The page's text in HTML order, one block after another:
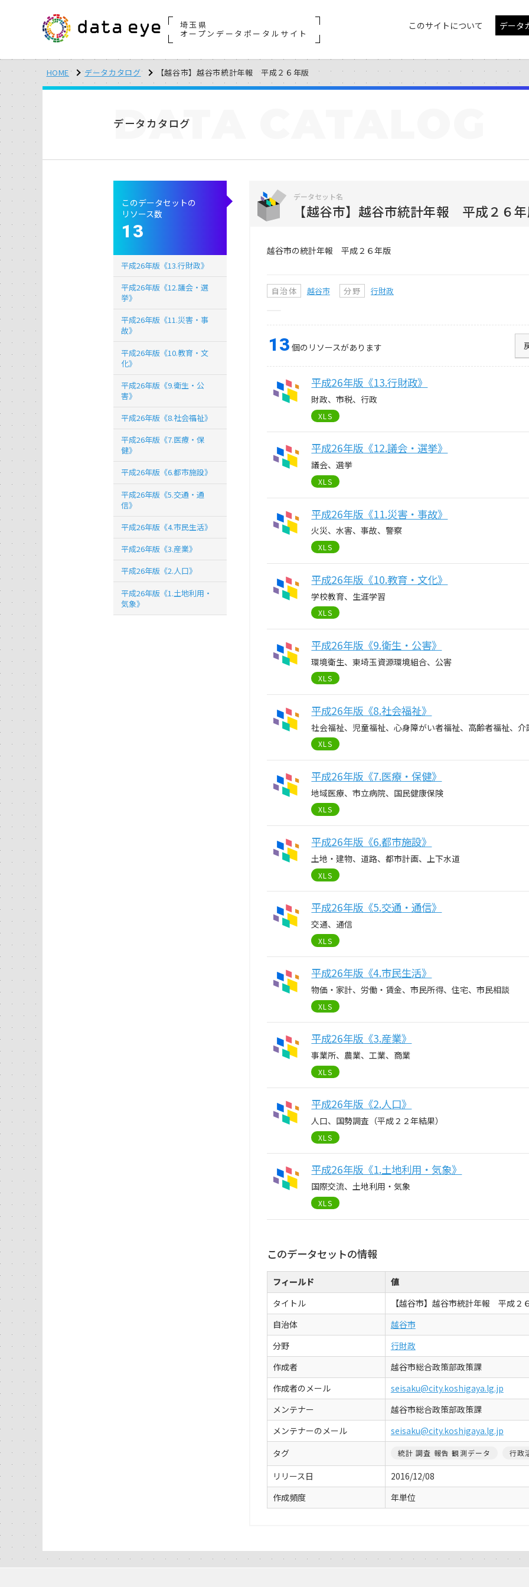
埼玉県
オープンデータポータルサイト
このサイトについて データ
HOME データカタログ 【越谷市】越谷市統計年報 平成２６年版
データカタログ
DATA
データセット名
【越谷市】越谷市統計年報 平成２６
越谷市の統計年報 平成２６年版
自治体 越谷市 分野 行財政
13 個のリソースがあります
平成26年版《13.行財政》
財政、市税、行政
XLS
平成26年版《12.議会・選挙》
議会、選挙
XLS
平成26年版《11.災害・事故》
火災、水害、事故、警察
XLS
平成26年版《10.教育・文化》
学校教育、生涯学習
XLS
平成26年版《9.衛生・公害》
環境衛生、東埼玉資源環境組合、公害
XLS
平成26年版《8.社会福祉》
社会福祉、児童福祉、心身障がい者福祉、高齢者福祉、介
XLS
平成26年版《7.医療・保健》
地域医療、市立病院、国民健康保険
XLS
平成26年版《6.都市施設》
土地・建物、道路、都市計画、上下水道
XLS
平成26年版《5.交通・通信》
交通、通信
XLS
平成26年版《4.市民生活》
物価・家計、労働・賃金、市民所得、住宅、市民相談
XLS
平成26年版《3.産業》
事業所、農業、工業、商業
XLS
平成26年版《2.人口》
人口、国勢調査（平成２２年結果）
XLS
平成26年版《1.土地利用・気象》
国際交流、土地利用・気象
XLS
このデータセットの情報
フィールド
値
タイトル
【越谷市】越谷市統計年報 平成２
自治体
越谷市
分野
行財政
作成者
越谷市総合政策部政策課
作成者のメール
seisaku@city.koshigaya.lg.jp
メンテナー
越谷市総合政策部政策課
メンテナーのメール
seisaku@city.koshigaya.lg.jp
タグ
統計 調査 報告 観測データ 行政
リリース日
2016/12/08
作成頻度
年単位
このデータセットの
リソース数
13
平成26年版《13.行財政》
平成26年版《12.議会・選
挙》
平成26年版《11.災害・事
故》
平成26年版《10.教育・文
化》
平成26年版《9.衛生・公
害》
平成26年版《8.社会福祉》
平成26年版《7.医療・保
健》
平成26年版《6.都市施設》
平成26年版《5.交通・通
信》
平成26年版《4.市民生活》
平成26年版《3.産業》
平成26年版《2.人口》
平成26年版《1.土地利用・
気象》